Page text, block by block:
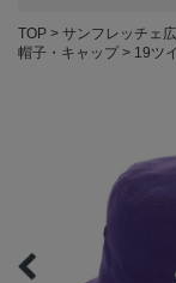
TOP サンフレッチェ
帽子・キャップ
19ツ